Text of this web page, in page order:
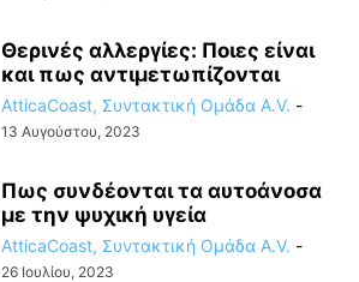
Θερινές αλλεργίες: Ποιες είναι
και πως αντιμετωπίζονται
AtticaCoast, Συντακτική Ομάδα A.V. -
13 Αυγούστου, 2023
Πως συνδέονται τα αυτοάνοσα
με την ψυχική υγεία
AtticaCoast, Συντακτική Ομάδα A.V. -
26 Ιουλίου, 2023